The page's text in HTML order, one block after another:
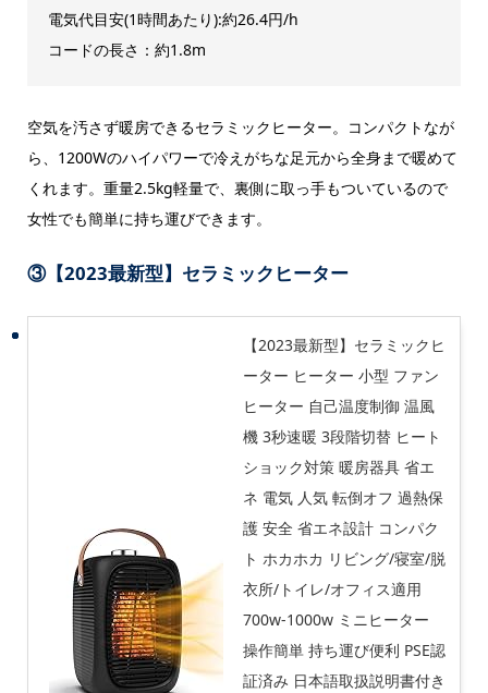
電気代目安(1時間あたり):約26.4円/h
コードの長さ：約1.8m
空気を汚さず暖房できるセラミックヒーター。コンパクトなが
ら、1200Wのハイパワーで冷えがちな足元から全身まで暖めて
くれます。重量2.5kg軽量で、裏側に取っ手もついているので
女性でも簡単に持ち運びできます。
③【2023最新型】セラミックヒーター
【2023最新型】セラミックヒ
ーター ヒーター 小型 ファン
ヒーター 自己温度制御 温風
機 3秒速暖 3段階切替 ヒート
ショック対策 暖房器具 省エ
ネ 電気 人気 転倒オフ 過熱保
護 安全 省エネ設計 コンパク
ト ホカホカ リビング/寝室/脱
衣所/トイレ/オフィス適用
700w-1000w ミニヒーター
操作簡単 持ち運び便利 PSE認
証済み 日本語取扱説明書付き